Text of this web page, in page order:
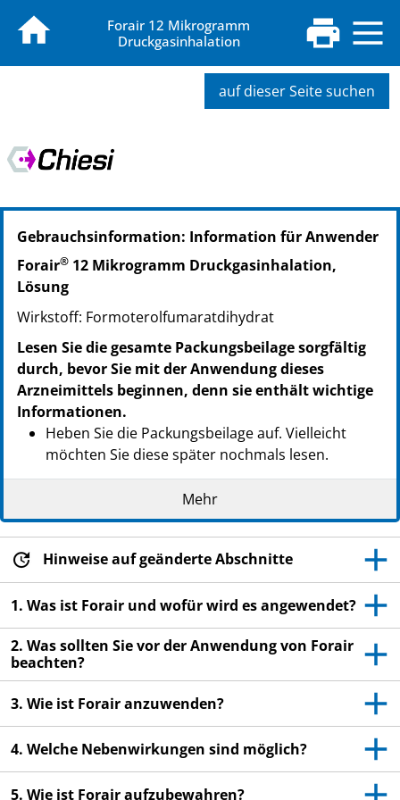
Forair 12 Mikrogramm
Druckgasinhalation
auf dieser Seite suchen
PZN: 11531858
PPN: 111153185808
NTIN: 04150115318586
Gebrauchsinformation: Information für Anwender
Forair® 12 Mikrogramm Druckgasinhalation,
Lösung
Wirkstoff: Formoterolfumaratdihydrat
Lesen Sie die gesamte Packungsbeilage sorgfältig
durch, bevor Sie mit der Anwendung dieses
Arzneimittels beginnen, denn sie enthält wichtige
Informationen.
Heben Sie die Packungsbeilage auf. Vielleicht
möchten Sie diese später nochmals lesen.
Wenn Sie weitere Fragen haben, wenden Sie sich
bitte an Ihren Arzt oder Apotheker.
Dieses Arzneimittel wurde Ihnen persönlich
verschrieben. Geben Sie es nicht an Dritte weiter.
Es kann anderen Menschen schaden, auch wenn
diese die gleichen Beschwerden haben wie Sie.
Wenn Sie Nebenwirkungen bemerken, wenden Sie
sich an Ihren Arzt oder Apotheker. Dies gilt auch
für Nebenwirkungen, die nicht in dieser
Packungsbeilage angegeben sind. Siehe Abschnitt
Mehr
Hinweise auf geänderte Abschnitte
1. Was ist Forair und wofür wird es angewendet?
2. Was sollten Sie vor der Anwendung von Forair
beachten?
3. Wie ist Forair anzuwenden?
4. Welche Nebenwirkungen sind möglich?
5. Wie ist Forair aufzubewahren?